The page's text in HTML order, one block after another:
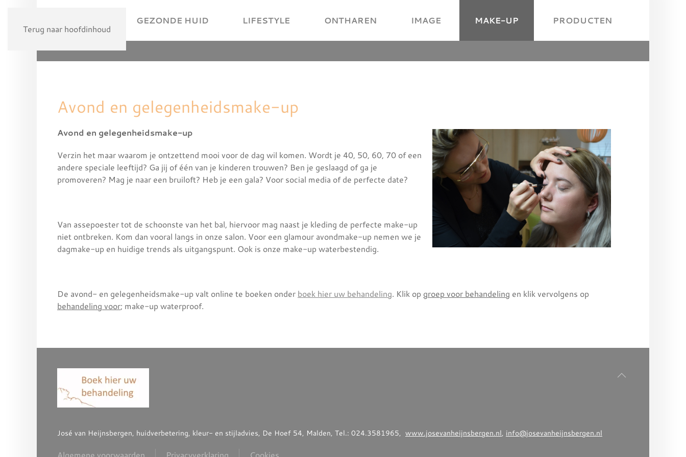
Terug naar hoofdinhoud
GEZONDE HUID LIFESTYLE ONTHAREN IMAGE MAKE-UP PRODUCTEN
Avond en gelegenheidsmake-up
Avond en gelegenheidsmake-up
Verzin het maar waarom je ontzettend mooi voor de dag wil komen. Wordt je 40, 50, 60, 70 of een
andere speciale leeftijd? Ga jij of één van je kinderen trouwen? Ben je geslaagd of ga je
promoveren? Mag je naar een bruiloft? Heb je een gala? Voor social media of de perfecte date?
Van assepoester tot de schoonste van het bal, hiervoor mag naast je kleding de perfecte make-up
niet ontbreken. Kom dan vooral langs in onze salon. Voor een glamour avondmake-up nemen we je
dagmake-up en huidige trends als uitgangspunt. Ook is onze make-up waterbestendig.
De avond- en gelegenheidsmake-up valt online te boeken onder boek hier uw behandeling. Klik op groep voor behandeling en klik vervolgens op
behandeling voor; make-up waterproof.
José van Heijnsbergen, huidverbetering, kleur- en stijladvies, De Hoef 54, Malden, Tel.: 024.3581965, www.josevanheijnsbergen.nl, info@josevanheijnsbergen.nl